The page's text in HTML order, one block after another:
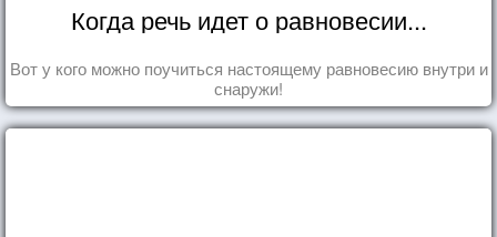
Когда речь идет о равновесии...
Вот у кого можно поучиться настоящему равновесию внутри и
снаружи!